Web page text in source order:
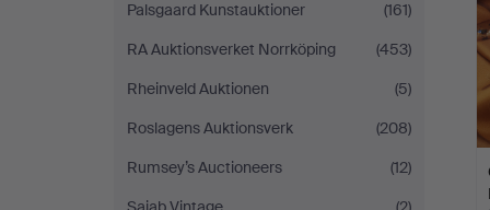
Palsgaard Kunstauktioner
(161)
RA Auktionsverket Norrköping
(453)
Rheinveld Auktionen
(5)
Roslagens Auktionsverk
(208)
Rumsey’s Auctioneers
(12)